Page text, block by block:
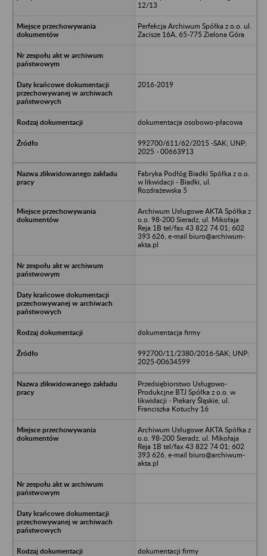
12/13
Perfekcja Archiwum Spółka z o.o. ul.
Zacisze 16A, 65-775 Zielona Góra
2016-2019
dokumentacja osobowo-płacowa
992700/611/62/2015 -SAK; UNP:
2025 - 00663913
Fabryka Podłóg Biadki Spółka z o.o.
w likwidacji - Biadki, ul.
Rozdrażewska 5
Archiwum Usługowe AKTA Spółka z
o.o. 98-200 Sieradz, ul. Mikołaja
Reja 1B tel/fax 43 822 74 01; 602
393 626, e-mail biuro@archiwum-
akta.pl
dokumentacja firmy
992700/11/2380/2016-SAK; UNP:
2025-00634599
Przedsiębiorstwo Usługowo-
Produkcjne BTJ Spółka z o.o. w
likwidacji - Piekary Śląskie, ul.
Franciszka Kotuchy 16
Archiwum Usługowe AKTA Spółka z
o.o. 98-200 Sieradz, ul. Mikołaja
Reja 1B tel/fax 43 822 74 01; 602
393 626, e-mail biuro@archiwum-
akta.pl
dokumentacji firmy